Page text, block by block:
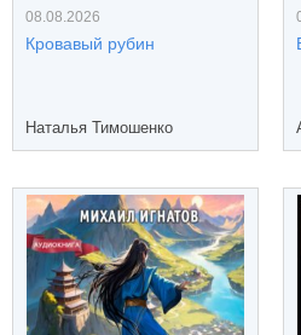
08.08.2026
Кровавый рубин
Наталья Тимошенко